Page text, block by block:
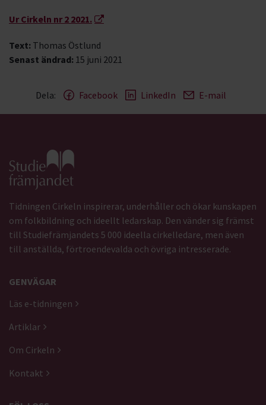
Ur Cirkeln nr 2 2021.
Text: Thomas Östlund
Senast ändrad: 15 juni 2021
Dela: Facebook LinkedIn E-mail
Gå till studiefrämjandets startsida
Tidningen Cirkeln inspirerar, underhåller och ökar kunskapen
om folkbildning och ideellt ledarskap. Den vänder sig främst
till Studiefrämjandets 5 000 ideella cirkelledare, men även
till anställda, förtroendevalda och övriga intresserade.
GENVÄGAR
Läs e-tidningen
Artiklar
Om Cirkeln
Kontakt